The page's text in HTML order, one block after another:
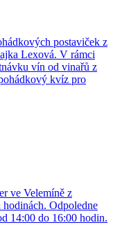
postaviček z
Lexová. V rámci
vín od vinařů z
kvíz pro
ve Velemíně z
Odpoledne
14:00 do 16:00 hodin.